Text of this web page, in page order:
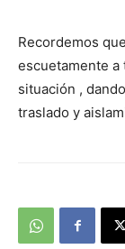
Recordemos
escuetamente a
situación ,
traslado y